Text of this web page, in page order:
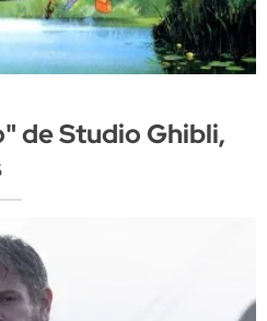
de Studio Ghibli,